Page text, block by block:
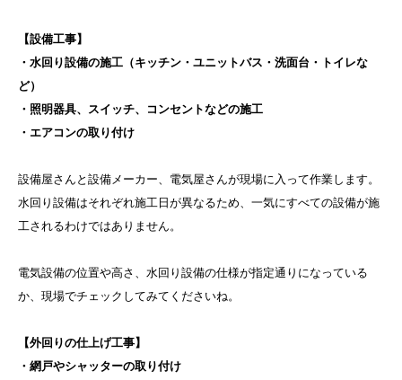
【設備工事】
・水回り設備の施工（キッチン・ユニットバス・洗面台・トイレな
ど）
・照明器具、スイッチ、コンセントなどの施工
・エアコンの取り付け
設備屋さんと設備メーカー、電気屋さんが現場に入って作業します。
水回り設備はそれぞれ施工日が異なるため、一気にすべての設備が施
工されるわけではありません。
電気設備の位置や高さ、水回り設備の仕様が指定通りになっている
か、現場でチェックしてみてくださいね。
【外回りの仕上げ工事】
・網戸やシャッターの取り付け